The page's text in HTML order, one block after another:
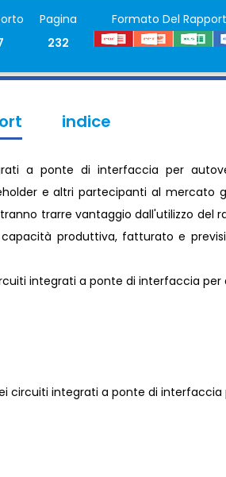
Pagina
232
Formato Del
indice
a ponte di interfaccia per
e altri partecipanti al mercato
trarre vantaggio dall'utilizzo del
produttiva, fatturato e
integrati a ponte di interfaccia per
circuiti integrati a ponte di interfaccia